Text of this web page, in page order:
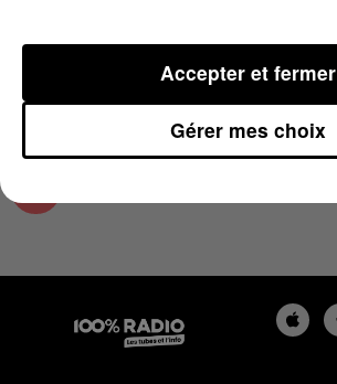
L'agenda de Toulouse
Gérer mes choix
Accepter et fermer